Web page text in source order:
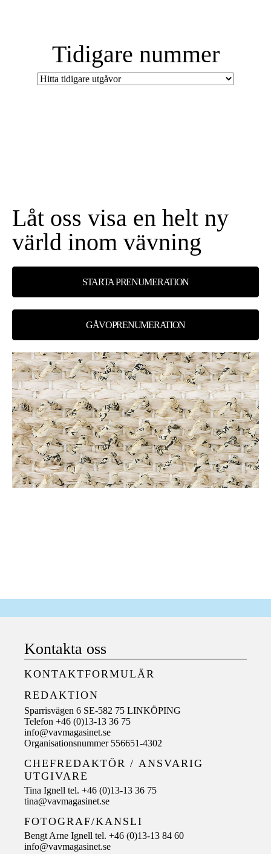
Tidigare nummer
Låt oss visa en helt ny
värld inom vävning
STARTA PRENUMERATION
GÅVOPRENUMERATION
Kontakta oss
KONTAKTFORMULÄR
REDAKTION
Sparrisvägen 6 SE-582 75 LINKÖPING
Telefon +46 (0)13-13 36 75
info@vavmagasinet.se
Organisationsnummer 556651-4302
CHEFREDAKTÖR / ANSVARIG
UTGIVARE
Tina Ignell tel. +46 (0)13-13 36 75
tina@vavmagasinet.se
FOTOGRAF/KANSLI
Bengt Arne Ignell tel. +46 (0)13-13 84 60
info@vavmagasinet.se